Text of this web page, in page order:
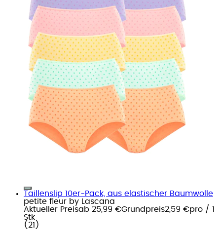
Taillenslip 10er-Pack, aus elastischer Baumwolle
petite fleur by Lascana
Aktueller Preisab 25,99 €Grundpreis2,59 €pro / 1
Stk
( 21 )